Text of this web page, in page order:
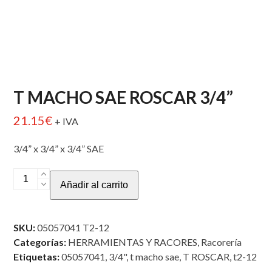
T MACHO SAE ROSCAR 3/4”
21.15€ + IVA
3/4” x 3/4” x 3/4” SAE
MACHO
3/4”
cantidad
Añadir al carrito
SKU:05057041 T2-12
Categorías: HERRAMIENTAS Y RACORES, Racorería
Etiquetas:05057041, 3/4",t macho sae, T ROSCAR,t2-12